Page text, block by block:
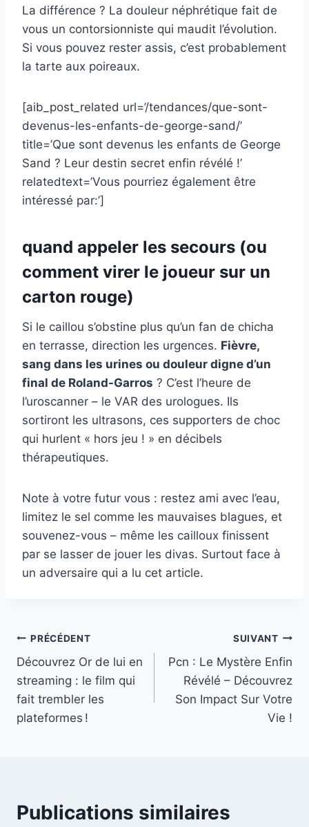
La différence ? La douleur néphrétique fait de
vous un contorsionniste qui maudit l’évolution.
Si vous pouvez rester assis, c’est probablement
la tarte aux poireaux.
[aib_post_related url=’/tendances/que-sont-
devenus-les-enfants-de-george-sand/’
title=’Que sont devenus les enfants de George
Sand ? Leur destin secret enfin révélé !’
relatedtext=’Vous pourriez également être
intéressé par:’]
quand appeler les secours (ou
comment virer le joueur sur un
carton rouge)
Si le caillou s’obstine plus qu’un fan de chicha
en terrasse, direction les urgences. Fièvre,
sang dans les urines ou douleur digne d’un
final de Roland-Garros ? C’est l’heure de
l’uroscanner – le VAR des urologues. Ils
sortiront les ultrasons, ces supporters de choc
qui hurlent « hors jeu ! » en décibels
thérapeutiques.
Note à votre futur vous : restez ami avec l’eau,
limitez le sel comme les mauvaises blagues, et
souvenez-vous – même les cailloux finissent
par se lasser de jouer les divas. Surtout face à
un adversaire qui a lu cet article.
Navigation
de
l’article
PRÉCÉDENT
Découvrez Or de lui en
streaming : le film qui
fait trembler les
plateformes !
SUIVANT
Pcn : Le Mystère Enfin
Révélé – Découvrez
Son Impact Sur Votre
Vie !
Publications similaires